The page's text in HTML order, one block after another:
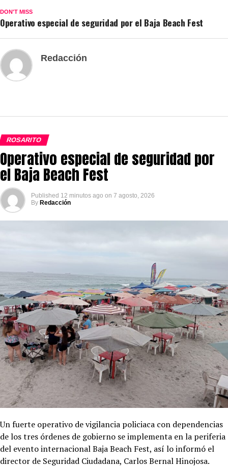
DON'T MISS
Operativo especial de seguridad por el Baja Beach Fest
Redacción
ROSARITO
Operativo especial de seguridad por
el Baja Beach Fest
Published 12 minutos ago on 7 agosto, 2026
By Redacción
Un fuerte operativo de vigilancia policiaca con dependencias
de los tres órdenes de gobierno se implementa en la periferia
del evento internacional Baja Beach Fest, así lo informó el
director de Seguridad Ciudadana, Carlos Bernal Hinojosa.